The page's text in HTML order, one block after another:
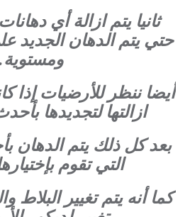
ثانيا يتم ازالة أي
حتي يتم الدهان الجديد
أيضا ننظر للأرضيات إذا
ازالتها لتجديدها
بعد كل ذلك يتم الدهان
التي تقوم
كما أنه يتم تغيير البلاط